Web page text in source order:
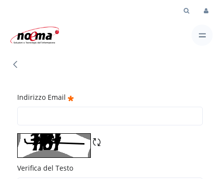
Password Dimenticata
Indirizzo Email
Verifica del Testo